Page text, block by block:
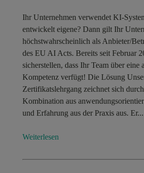
Ihr Unternehmen verwendet KI-
entwickelt eigene? Dann gilt Ihr
höchstwahrscheinlich als Anbieter/
des EU AI Acts. Bereits seit Februar
sicherstellen, dass Ihr Team über eine
Kompetenz verfügt! Die Lösung
Zertifikatslehrgang zeichnet sich
Kombination aus
und Erfahrung aus der Praxis aus. Er...
Weiterlesen